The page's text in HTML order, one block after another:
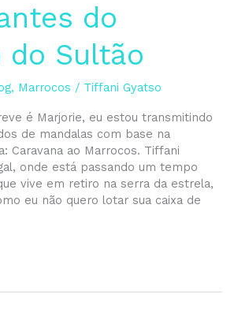
do
do Sultão
, Marrocos / Tiffani Gyatso
é Marjorie, eu estou transmitindo
de mandalas com base na
Caravana ao Marrocos. Tiffani
onde está passando um tempo
vive em retiro na serra da estrela,
eu não quero lotar sua caixa de